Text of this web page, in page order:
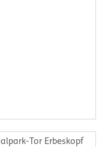
Tor Erbeskopf